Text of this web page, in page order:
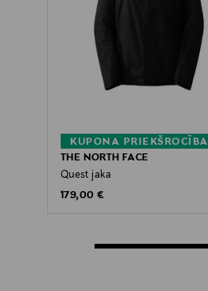
KUPONA PRIEKŠROCĪBA
THE NORTH FACE
Quest jaka
Original Price
179,00 €